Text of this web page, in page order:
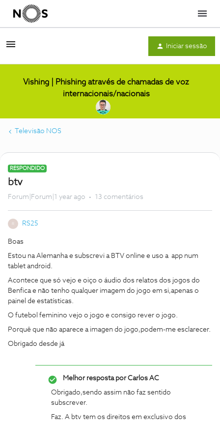
Menu
Iniciar sessão
Vishing | Phishing através de chamadas de voz
internacionais/nacionais
Televisão NOS
RESPONDIDO
btv
Forum|Forum|1 year ago 13 comentários
R RS25
Boas
Estou na Alemanha e subscrevi a BTV online e uso a app num
tablet android.
Acontece que só vejo e oiço o áudio dos relatos dos jogos do
Benfica e não tenho qualquer imagem do jogo em si,apenas o
painel de estatísticas.
O futebol feminino vejo o jogo e consigo rever o jogo.
Porquê que não aparece a imagen do jogo,podem-me esclarecer.
Obrigado desde já
Melhor resposta porCarlos AC
Obrigado,sendo assim não faz sentido
subscrever.
Faz. A btv tem os direitos em exclusivo dos